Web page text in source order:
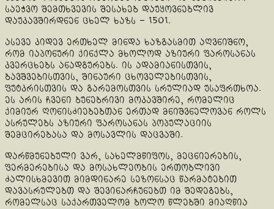
საეჭვო შემთხვევის შესახებ დაუყოვნებლივ
დაუკავშირდნენ ცხელ ხაზს – 1501.
ასევე კიდევ ერთხელ მინდა ხაზგასმით აღვნიშნო,
რომ იაპონური ქინქლა მხოლოდ აზიური ფაროსანას
კვერცხებს ანადგურებს. ის ადამიანისთვის,
ბავშვებისთვის, შინაური ცხოველებისთვის,
ფუტკრისთვის და გარემოსთვის სრულიად უსაფრთხოა.
ეს არის ჩვენი ბუნებრივი მოკავშირე, რომელიც
ქიმიურ ღონისძიებებთან ერთად მნიშვნელოვან როლს
ასრულებს აზიური ფაროსანას პოპულაციის
შემცირებასა და მოსავლის დაცვაში.
დარწმუნებული ვარ, სახელმწიფოს, მეცნიერების,
ფერმერებისა და მოსახლეობის ერთობლივი
ძალისხმევით მიმდინარე სეზონსაც წარმატებით
დავასრულებთ და შევინარჩუნებთ იმ შედეგებს,
რომელსაც საქართველომ ბოლო წლებში მიაღწია